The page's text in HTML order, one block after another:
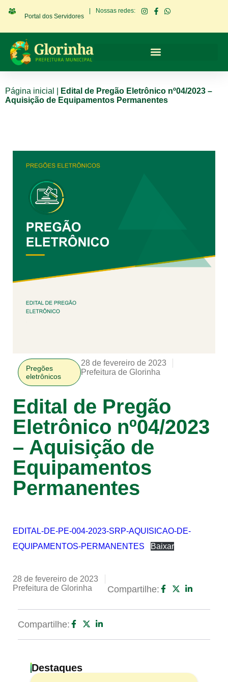
Portal dos Servidores
Nossas redes:
Página inicial
Edital de Pregão Eletrônico nº04/2023 –
Aquisição de Equipamentos Permanentes
Pregões
eletrônicos
28 de fevereiro de 2023
Prefeitura de Glorinha
Edital de Pregão
Eletrônico nº04/2023
– Aquisição de
Equipamentos
Permanentes
EDITAL-DE-PE-004-2023-SRP-AQUISICAO-DE-
EQUIPAMENTOS-PERMANENTES
Baixar
28 de fevereiro de 2023
Prefeitura de Glorinha
Compartilhe:
Compartilhe:
Destaques